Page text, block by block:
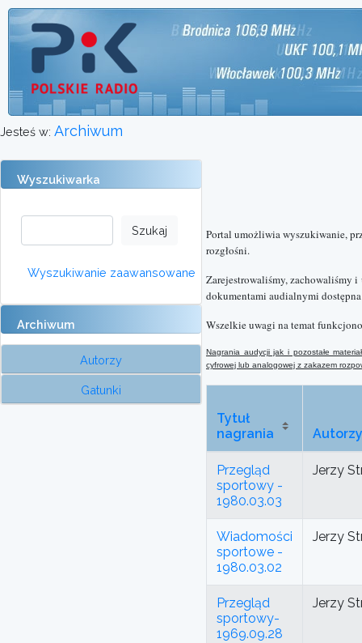
Jesteś w: Archiwum
Wyszukiwarka
Wyszukiwanie zaawansowane
Archiwum
Autorzy
Gatunki
Portal umożliwia wyszukiwanie,
rozgłośni.
Zarejestrowaliśmy, zachowaliśmy
dokumentami audialnymi
Wszelkie uwagi na temat
Nagrania audycji jak i pozostałe
cyfrowej lub analogowej z zakazem
Tytuł
nagrania
Autorzy
Przegląd
sportowy -
1980.03.03
Jerzy
Wiadomości
sportowe -
1980.03.02
Jerzy
Przegląd
sportowy-
1969.09.28
Jerzy